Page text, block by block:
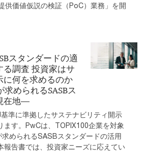
供価値仮説の検証（PoC）業務」を開
スタンダードの適
る調査 投資家はサ
に何を求めるのか
められるSASBス
在地―
準に準拠したサステナビリティ開示
ます。PwCは、TOPIX100企業を対象
められるSASBスタンダードの活用
報告書では、投資家ニーズに応えてい